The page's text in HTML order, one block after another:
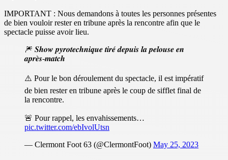
IMPORTANT : Nous demandons à toutes les personnes présentes
de bien vouloir rester en tribune après la rencontre afin que le
spectacle puisse avoir lieu.
🎆 𝑺𝒉𝒐𝒘 𝒑𝒚𝒓𝒐𝒕𝒆𝒄𝒉𝒏𝒊𝒒𝒖𝒆 𝒕𝒊𝒓𝒆́ 𝒅𝒆𝒑𝒖𝒊𝒔 𝒍𝒂 𝒑𝒆𝒍𝒐𝒖𝒔𝒆 𝒆𝒏
𝒂𝒑𝒓𝒆̀𝒔-𝒎𝒂𝒕𝒄𝒉
⚠️ Pour le bon déroulement du spectacle, il est impératif
de bien rester en tribune après le coup de sifflet final de
la rencontre.
🚨 Pour rappel, les envahissements…
pic.twitter.com/ebIvolUtsn
— Clermont Foot 63 (@ClermontFoot) May 25, 2023